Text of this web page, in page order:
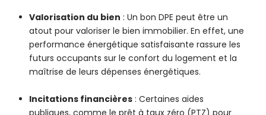
Valorisation du bien : Un bon DPE peut être un
atout pour valoriser le bien immobilier. En effet, une
performance énergétique satisfaisante rassure les
futurs occupants sur le confort du logement et la
maîtrise de leurs dépenses énergétiques.
Incitations financières : Certaines aides